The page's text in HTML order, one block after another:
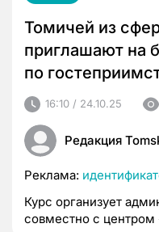
Томичей из
приглашают на
по
16:10 / 24.10.25
Редакция
Реклама:
Курс организует
совместно с центром